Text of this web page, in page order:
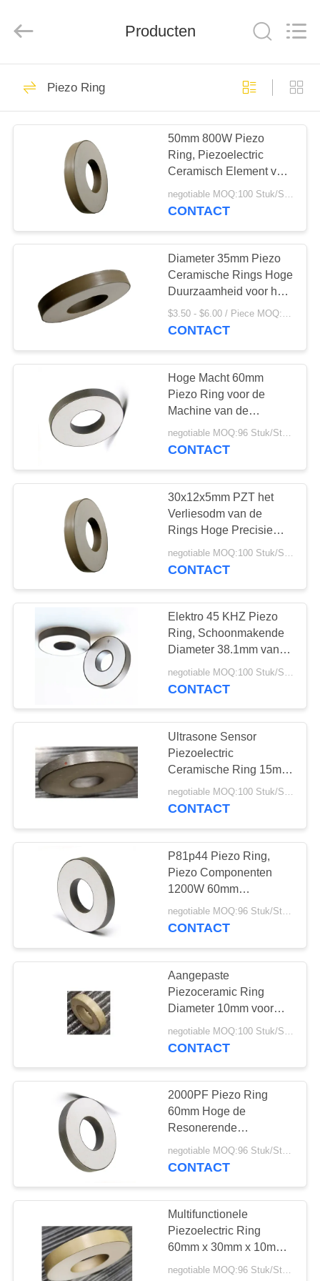
HUIS
PRODUCTEN
ONGEVEER
FABRIEKSREIS
KWALITEITSCONTROLE
CONTACTEER
ONS
VERZOEK
OM EEN
CITAAT
SITEMAP
PRIVACY
POLICY
Technology
De Ultrasone
Omvormer van PZT
Medische Ultrasone
Omvormer
41
ultrasone
schoonmakende
omvormer
Ultrasone
Niveausensor
28
PZT-Poeder
Piezo Ring
27
Piezoelectric Schijf
Piezoelectric Buis
23
Producten
Piezo Ring
50mm 800W Piezo
Ring, Piezoelectric
Ceramisch Element voor
Maskermachine
negotiable MOQ:100 Stuk/Stukken
CONTACT
Diameter 35mm Piezo
Ceramische Rings Hoge
Duurzaamheid voor het
Schoonmaken van
Omvormer
$3.50 - $6.00 / Piece MOQ:100 Stuk/Stukken
CONTACT
Hoge Macht 60mm
Piezo Ring voor de
Machine van de
Ultrasoon Lassenboring
negotiable MOQ:96 Stuk/Stukken
CONTACT
30x12x5mm PZT het
Verliesodm van de
Rings Hoge Precisie
Lage Diëlektrische
Beschikbare OEM
CONTACT
Elektro 45 KHZ Piezo
Ring, Schoonmakende
Diameter 38.1mm van
het Gebruikspzt Element
negotiable MOQ:100 Stuk/Stukken
CONTACT
Ultrasone Sensor
Piezoelectric
Ceramische Ring 15mm
met de Certificatie van
ISO 9001
negotiable MOQ:100 Stuk/Stukken
CONTACT
P81p44 Piezo Ring,
Piezo Componenten
1200W 60mm
Aangepaste Diverse
Grootte
negotiable MOQ:96 Stuk/Stukken
CONTACT
Aangepaste
Piezoceramic Ring
Diameter 10mm voor
Ultrasone
Pulstelleromvormer
CONTACT
2000PF Piezo Ring
60mm Hoge de
Resonerende
Frequentie Lange
Levensduur van 25Khz
negotiable MOQ:96 Stuk/Stukken
CONTACT
Multifunctionele
Piezoelectric Ring
60mm x 30mm x 10mm
Hoge Prestaties
negotiable MOQ:96 Stuk/Stukken